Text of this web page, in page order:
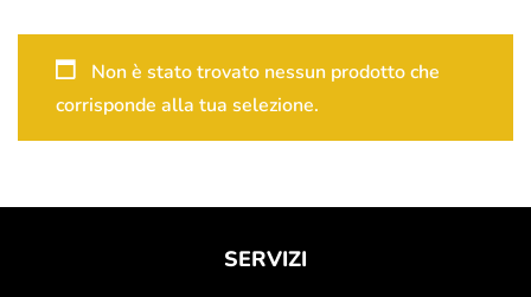
Non è stato trovato nessun prodotto che
corrisponde alla tua selezione.
SERVIZI